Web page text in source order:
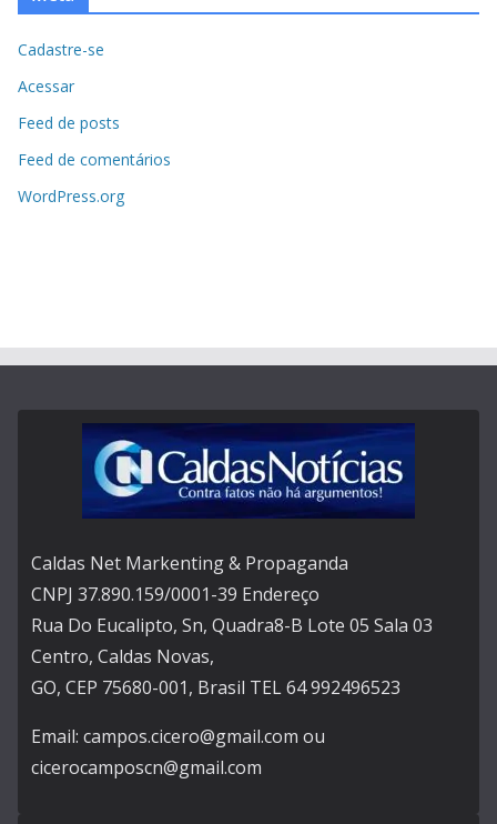
Cadastre-se
Acessar
Feed de posts
Feed de comentários
WordPress.org
Caldas Net Markenting & Propaganda
CNPJ 37.890.159/0001-39 Endereço
Rua Do Eucalipto, Sn, Quadra8-B Lote 05 Sala 03
Centro, Caldas Novas,
GO, CEP 75680-001, Brasil TEL 64 992496523
Email: campos.cicero@gmail.com ou
cicerocamposcn@gmail.com